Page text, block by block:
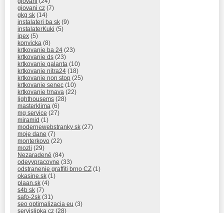
giovani cz (7)
gkg sk (14)
instalateri ba sk (9)
instalaterKuki (5)
ipex (5)
konvicka (8)
krtkovanie ba 24 (23)
krtkovanie ds (23)
krtkovanie galanta (10)
krtkovanie nitra24 (18)
krtkovanie non stop (25)
krtkovanie senec (10)
krtkovanie trnava (22)
lighthousems (28)
masterklima (6)
mg service (27)
miramid (1)
modernewebstranky sk (27)
moje dane (7)
monterkovo (22)
mozli (29)
Nezaradené (84)
odevypracovne (33)
odstranenie graffiti brno CZ (1)
okasine.sk (1)
plaan.sk (4)
s4b sk (7)
safo-2sk (31)
seo optimalizacia eu (3)
servislipka cz (28)